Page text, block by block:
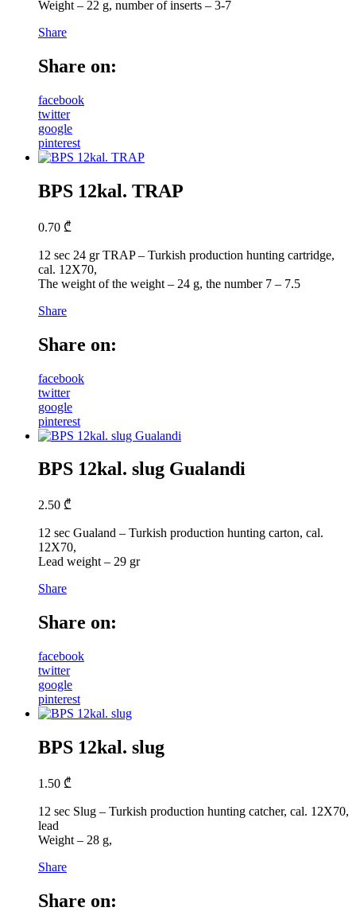
Weight – 22 g, number of inserts – 3-7
Share
Share on:
facebook
twitter
google
pinterest
BPS 12kal. TRAP
0.70 ₾
12 sec 24 gr TRAP – Turkish production hunting cartridge,
cal. 12X70,
The weight of the weight – 24 g, the number 7 – 7.5
Share
Share on:
facebook
twitter
google
pinterest
BPS 12kal. slug Gualandi
2.50 ₾
12 sec Gualand – Turkish production hunting carton, cal.
12X70,
Lead weight – 29 gr
Share
Share on:
facebook
twitter
google
pinterest
BPS 12kal. slug
1.50 ₾
12 sec Slug – Turkish production hunting catcher, cal. 12X70,
lead
Weight – 28 g,
Share
Share on: